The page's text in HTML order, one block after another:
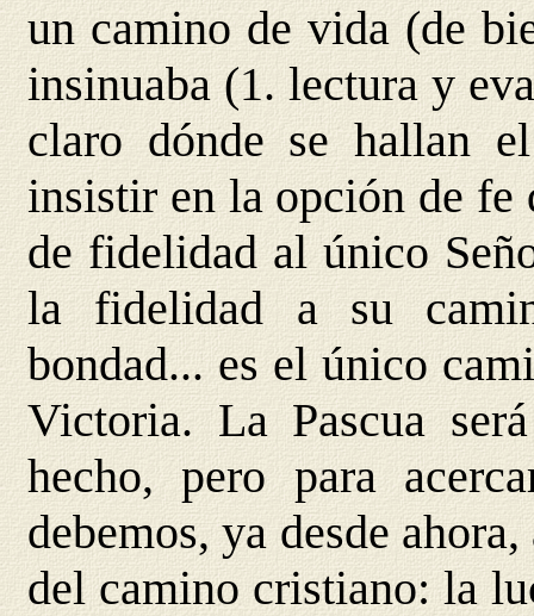
un camino de vida (de
insinuaba (1. lectura y
claro dónde se hallan
insistir en la opción de fe
de fidelidad al único
la fidelidad a su
bondad... es el único
Victoria. La Pascua
hecho, pero para
debemos, ya desde
del camino cristiano: la